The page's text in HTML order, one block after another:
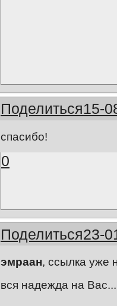
Поделиться15-
спасибо!
0
Поделиться23-
эмраан, ссылка уже
вся надежда на